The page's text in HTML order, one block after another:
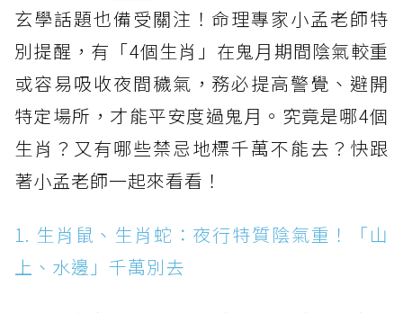
玄學話題也備受關注！命理專家小孟老師特
別提醒，有「4個生肖」在鬼月期間陰氣較重
或容易吸收夜間穢氣，務必提高警覺、避開
特定場所，才能平安度過鬼月。究竟是哪4個
生肖？又有哪些禁忌地標千萬不能去？快跟
著小孟老師一起來看看！
1. 生肖鼠、生肖蛇：夜行特質陰氣重！「山
上、水邊」千萬別去